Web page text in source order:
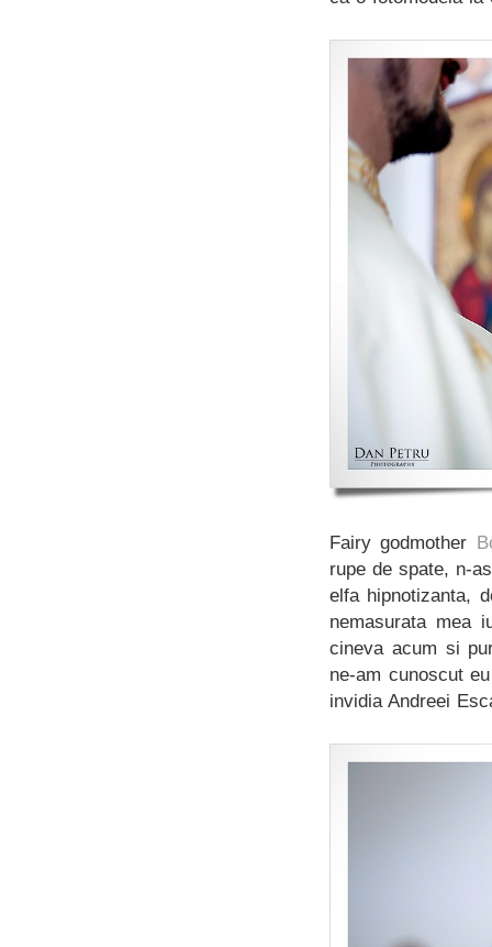
Fairy godmother
rupe de spate, n-
elfa hipnotizanta,
nemasurata mea
cineva acum si
ne-am cunoscut
invidia Andreei